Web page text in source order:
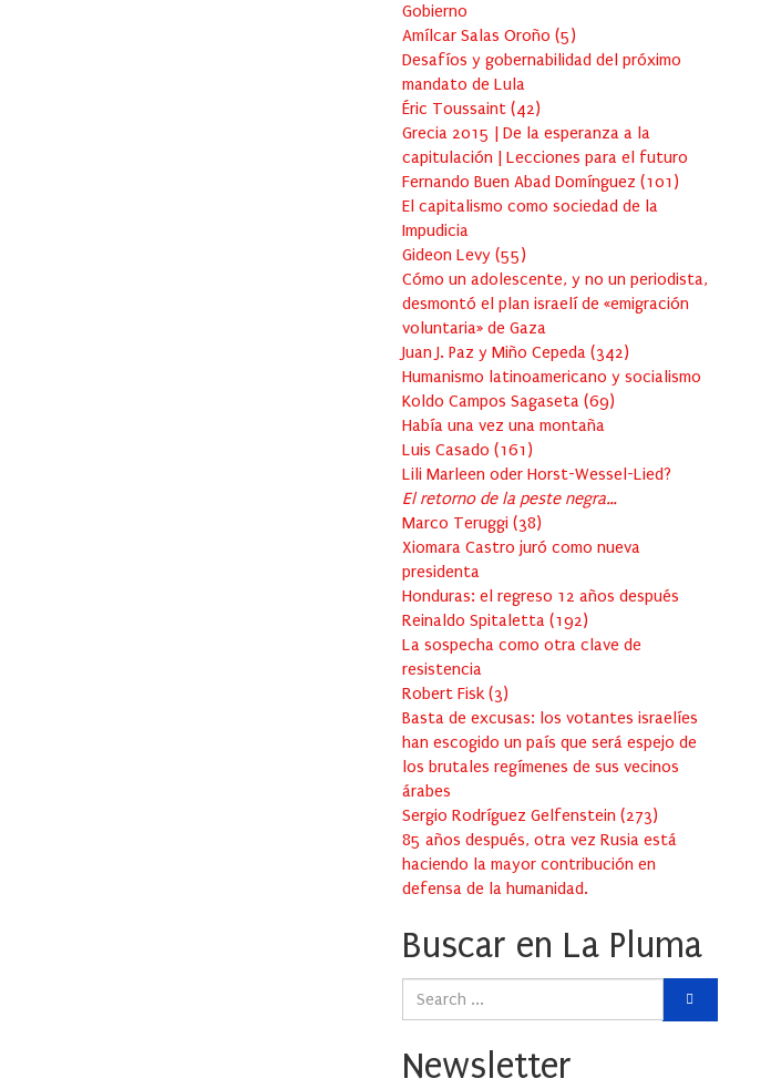
Gobierno
Amílcar Salas Oroño (5)
Desafíos y gobernabilidad del próximo
mandato de Lula
Éric Toussaint (42)
Grecia 2015 | De la esperanza a la
capitulación | Lecciones para el futuro
Fernando Buen Abad Domínguez (101 )
El capitalismo como sociedad de la
Impudicia
Gideon Levy (55)
Cómo un adolescente, y no un periodista,
desmontó el plan israelí de «emigración
voluntaria» de Gaza
Juan J. Paz y Miño Cepeda (342)
Humanismo latinoamericano y socialismo
Koldo Campos Sagaseta (69)
Había una vez una montaña
Luis Casado (161 )
Lili Marleen oder Horst-Wessel-Lied?
El retorno de la peste negra…
Marco Teruggi (38)
Xiomara Castro juró como nueva
presidenta
Honduras: el regreso 12 años después
Reinaldo Spitaletta (192)
La sospecha como otra clave de
resistencia
Robert Fisk (3)
Basta de excusas: los votantes israelíes
han escogido un país que será espejo de
los brutales regímenes de sus vecinos
árabes
Sergio Rodríguez Gelfenstein (273)
85 años después, otra vez Rusia está
haciendo la mayor contribución en
defensa de la humanidad.
Buscar en La Pluma
Newsletter